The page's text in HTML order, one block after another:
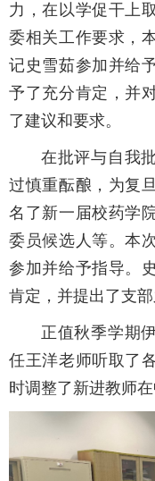
力，在以学促干上
委相关工作要求，
记史雪茹参加并给
予了充分肯定，并
了建议和要求。
在批评与自我
过慎重酝酿，为复
名了新一届校药学
委员候选人等。本
参加并给予指导。
肯定，并提出了支
正值秋季学期
任王洋老师听取了
时调整了新进教师